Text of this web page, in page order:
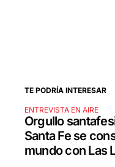
TE PODRÍA INTERESAR
ENTREVISTA EN AIRE
Orgullo
Santa Fe se
mundo con Las